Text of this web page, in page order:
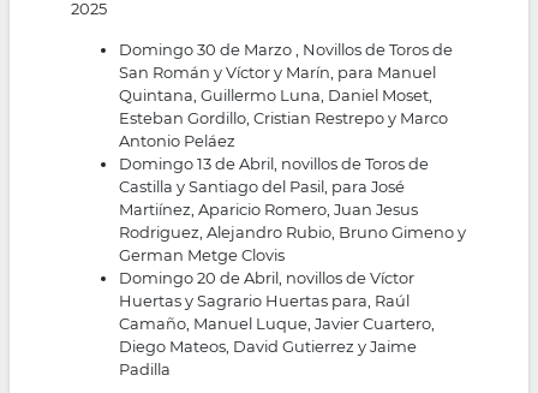
2025
Domingo 30 de Marzo , Novillos de Toros de
San Román y Víctor y Marín, para Manuel
Quintana, Guillermo Luna, Daniel Moset,
Esteban Gordillo, Cristian Restrepo y Marco
Antonio Peláez
Domingo 13 de Abril, novillos de Toros de
Castilla y Santiago del Pasil, para José
Martiínez, Aparicio Romero, Juan Jesus
Rodriguez, Alejandro Rubio, Bruno Gimeno y
German Metge Clovis
Domingo 20 de Abril, novillos de Víctor
Huertas y Sagrario Huertas para, Raúl
Camaño, Manuel Luque, Javier Cuartero,
Diego Mateos, David Gutierrez y Jaime
Padilla